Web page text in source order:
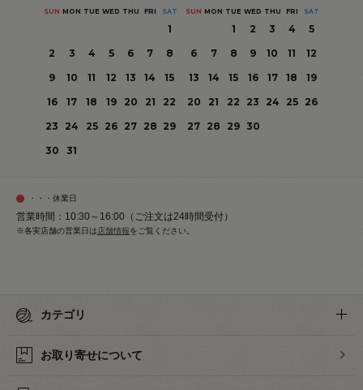
SUN MON TUE WED THU FRI SAT
1
2
3 4 5 6 7
8
9
10 11 12 13 14
15
16
17 18 19 20 21
22
23
24 25 26 27 28 29
30
31
SUN MON TUE WED THU FRI SAT
1 2 3 4
5
6
7 8 9 10 11
12
13
14 15 16 17 18
19
20
21 22 23 24 25
26
27 28 29 30
・・・休業日
営業時間：10:30～16:00（ご注文は24時間受付）
※各実店舗の営業日は 店舗情報をご覧ください。
カテゴリ
お取り寄せについて